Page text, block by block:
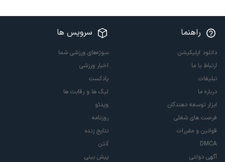
راهنما
دانلود اپلیکیشن
ارتباط با ما
تبلیغات
درباره ما
ابزار توسعه دهندگان
فرصت های شغلی
قوانین و مقررات
DMCA
آگهی دولتی
سرویس ها
سوژه‌های ورزشی شما
اخبار ورزشی
پادکست
لیگ ها و رقابت ها
ویدئو
روزنامه
نتایج زنده
آنتن
پیش بینی